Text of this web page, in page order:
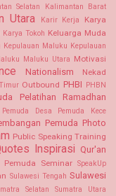
Selatan Kalimantan Barat
Utara Karir Kerja
Karya
Karya Tokoh Keluarga Muda
Kepulauan Maluku Kepulauan
Maluku Utara Motivasi
Nationalism
Nekad
Outbound PHBI PHBN
Pelatihan Ramadhan
Pemuda Desa
Pemuda Kece
Pemuda Photo
Public Speaking Training
Inspirasi Qur'an
Pemuda Seminar SpeakUp
Sulawesi Tengah Sulawesi
Selatan Sumatra Utara